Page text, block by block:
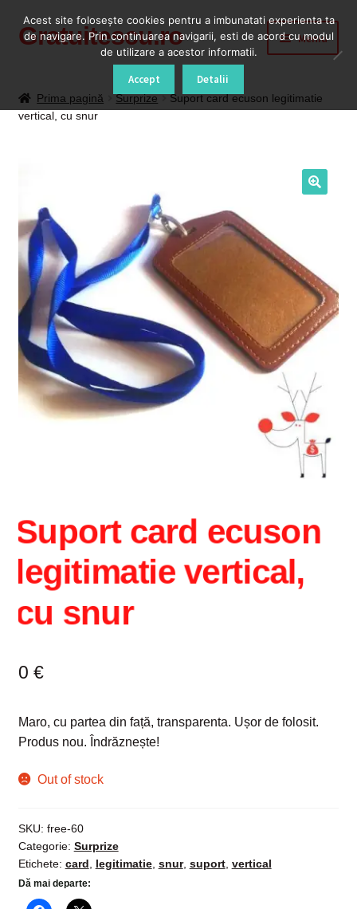
Sari
Sari
Gratuitescu.ro Meniu
Blog
Contul meu
Coș
Despre
Intrebari si raspunsuri
Magazin
Privacy Policy
Prima pagină Surprize
Suport card ecuson legitimatie
vertical, cu snur
Suport card ecuson
legitimatie vertical,
cu snur
0 €
Maro, cu partea din față, transparenta. Ușor de folosit.
Produs nou. Îndrăznește!
Out of stock
SKU: free-60
Categorie: Surprize
Etichete: card legitimatie, snur, suport, vertical
Dă mai departe:
Acest site foloseşte cookies pentru a imbunatati experienta ta
de navigare. Prin continuarea navigarii, esti de acord cu modul
de utilizare a acestor informatii.
Accept Detalii